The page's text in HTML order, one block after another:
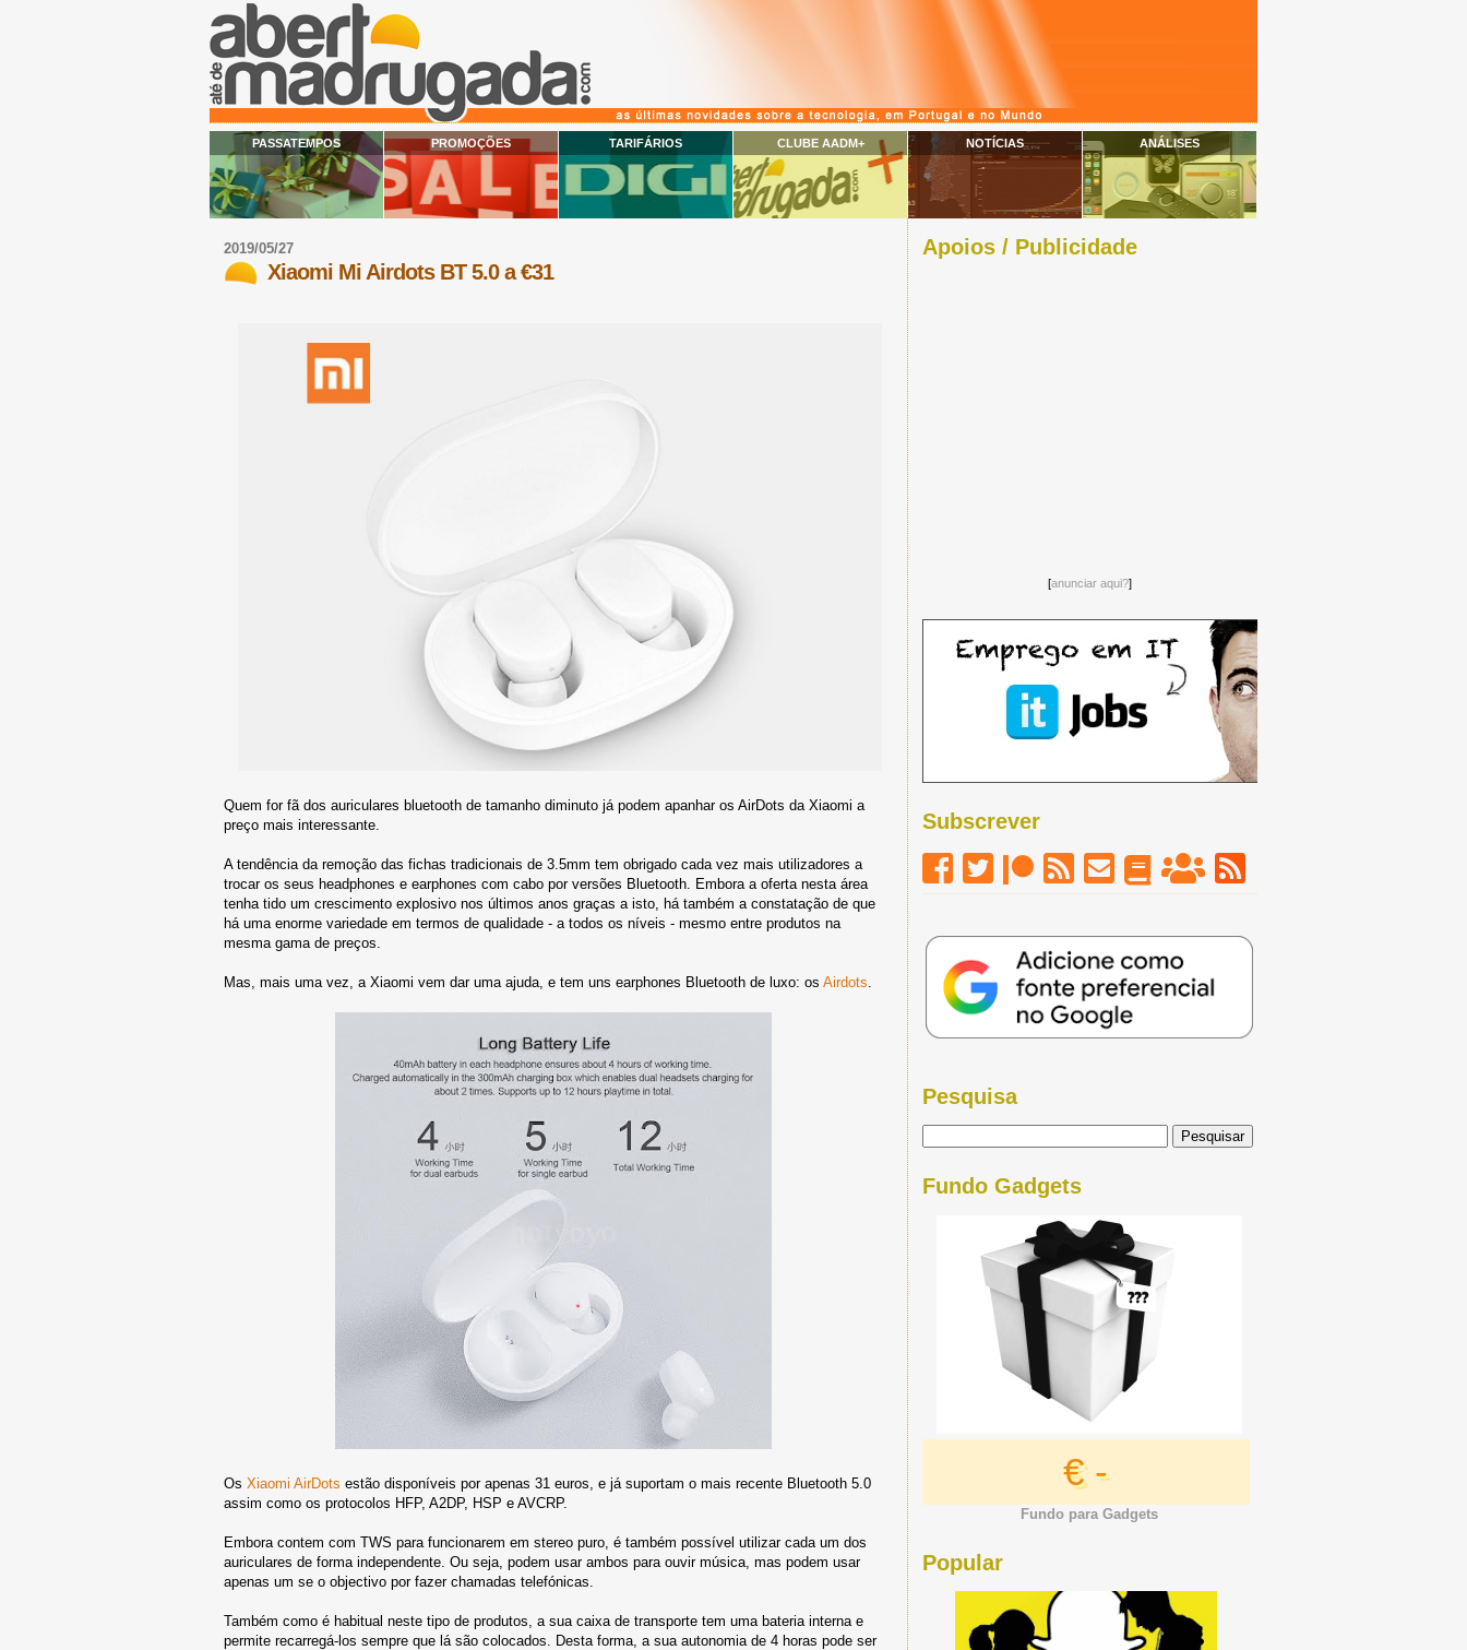
PASSATEMPOS PROMOÇÕES TARIFÁRIOS CLUBE AADM+ NOTÍCIAS ANÁLISES
2019/05/27
Xiaomi Mi Airdots BT 5.0 a €31
Quem for fã dos auriculares bluetooth de tamanho diminuto já podem apanhar os AirDots da Xiaomi a
preço mais interessante.
A tendência da remoção das fichas tradicionais de 3.5mm tem obrigado cada vez mais utilizadores a
trocar os seus headphones e earphones com cabo por versões Bluetooth. Embora a oferta nesta área
tenha tido um crescimento explosivo nos últimos anos graças a isto, há também a constatação de que
há uma enorme variedade em termos de qualidade - a todos os níveis - mesmo entre produtos na
mesma gama de preços.
Mas, mais uma vez, a Xiaomi vem dar uma ajuda, e tem uns earphones Bluetooth de luxo: os Airdots
Os Xiaomi AirDots estão disponíveis por apenas 31 euros, e já suportam o mais recente Bluetooth 5.0
assim como os protocolos HFP, A2DP, HSP e AVCRP.
Embora contem com TWS para funcionarem em stereo puro, é também possível utilizar cada um dos
auriculares de forma independente. Ou seja, podem usar ambos para ouvir música, mas podem usar
apenas um se o objectivo por fazer chamadas telefónicas.
Também como é habitual neste tipo de produtos, a sua caixa de transporte tem uma bateria interna e
permite recarregá-los sempre que lá são colocados. Desta forma, a sua autonomia de 4 horas pode ser
Apoios / Publicidade
[anunciar aqui?]
Subscrever
Pesquisa
Fundo Gadgets
€ -
Fundo para Gadgets
Popular